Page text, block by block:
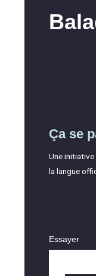
Ça se
Une
la langue
Essayer